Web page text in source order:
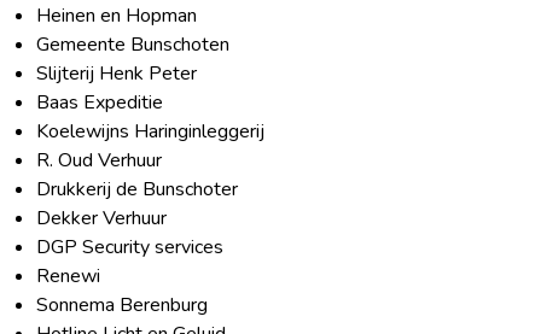
Heinen en Hopman
Gemeente Bunschoten
Slijterij Henk Peter
Baas Expeditie
Koelewijns Haringinleggerij
R. Oud Verhuur
Drukkerij de Bunschoter
Dekker Verhuur
DGP Security services
Renewi
Sonnema Berenburg